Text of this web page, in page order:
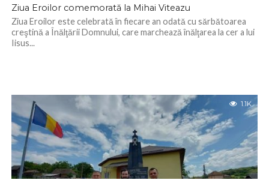
Ziua Eroilor comemorată la Mihai Viteazu
Ziua Eroilor este celebrată în fiecare an odată cu sărbătoarea
creştină a Înălţării Domnului, care marchează înălţarea la cer a lui
Iisus...
1.1K